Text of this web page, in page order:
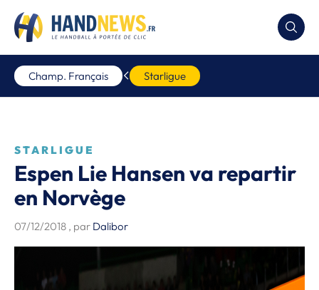
Champ. Français Starligue
STARLIGUE
Espen Lie Hansen va repartir
en Norvège
07/12/2018 , par Dalibor